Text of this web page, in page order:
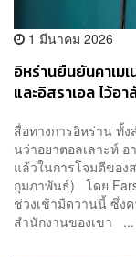
1 มีนาคม 2026
อิหร่านยืนยันคาเม
และอิสราเอล ไว้อ
สื่อทางการอิหร่าน ทั้
นว่าอยาตอลเลาะห์ อ
แล้วในการโจมตีของ
กุมภาพันธ์) โดย
ช่วงเช้ามืดวานนี้ ซึ่ง
สำนักงานของเขา ...